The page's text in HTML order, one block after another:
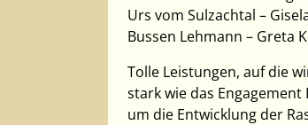
Urs vom Sulzachtal –
Bussen Lehmann – Greta
Tolle Leistungen, auf die
stark wie das
um die Entwicklung der